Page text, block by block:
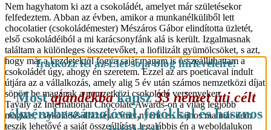
Nem hagyhatom ki azt a csokoládét, amelyet már születésekor
felfedeztem. Abban az évben, amikor a munkanélküliből lett
chocolatier (csokoládémester) Mészáros Gábor elindította üzletét,
első csokoládéiból a mi karácsonyfánk alá is került. Izgalmasnak
találtam a különleges összetevőket, a liofilizált gyümölcsöket, s azt,
hogy már a kezdetektől fogva saját magam is összeállíthattam a
csokoládét úgy, ahogy én szeretem. Ezzel az ars poeticaval indult
útjára az a vállalkozás, amely alig 5 év után számos nemzetközi díjat
söpört be magának a nemzetközi csokoládé versenyeken.
Tavaly az International Chocolate Awards-on a világ legjobb
magvas, csokoládés drazséja címet nyerte el. Sajnos ma már nem
teszik lehetővé a saját összeállítást, legalábbis én a weboldalukon
Iratkozz fel az Élet sója blog hírleveleire!
Mostajándékbakapsz33 német úti célt
élménybeszámolóval, fotókkal és hasznos